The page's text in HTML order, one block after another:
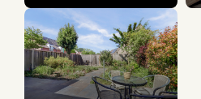
13 panorama's